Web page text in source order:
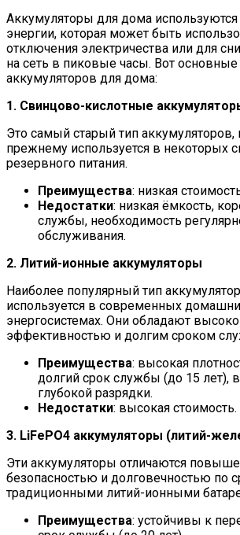
Аккумуляторы для дома
энергии, которая может быть
отключения электричества или для
на сеть в пиковые часы. Вот
аккумуляторов для дома:
1. Свинцово-кислотные
Это самый старый тип аккумуляторов,
прежнему используется в некоторых
резервного питания.
Преимущества: низкая
Недостатки: низкая ёмкость,
службы, необходимость
обслуживания.
2. Литий-ионные аккумуляторы
Наиболее популярный тип
используется в современных
энергосистемах. Они обладают
эффективностью и долгим сроком
Преимущества: высокая
долгий срок службы (до 15 лет),
глубокой разрядки.
Недостатки: высокая стоимость.
3. LiFePO4 аккумуляторы (литий-
Эти аккумуляторы отличаются
безопасностью и долговечностью по
традиционными литий-ионными
Преимущества: устойчивы к